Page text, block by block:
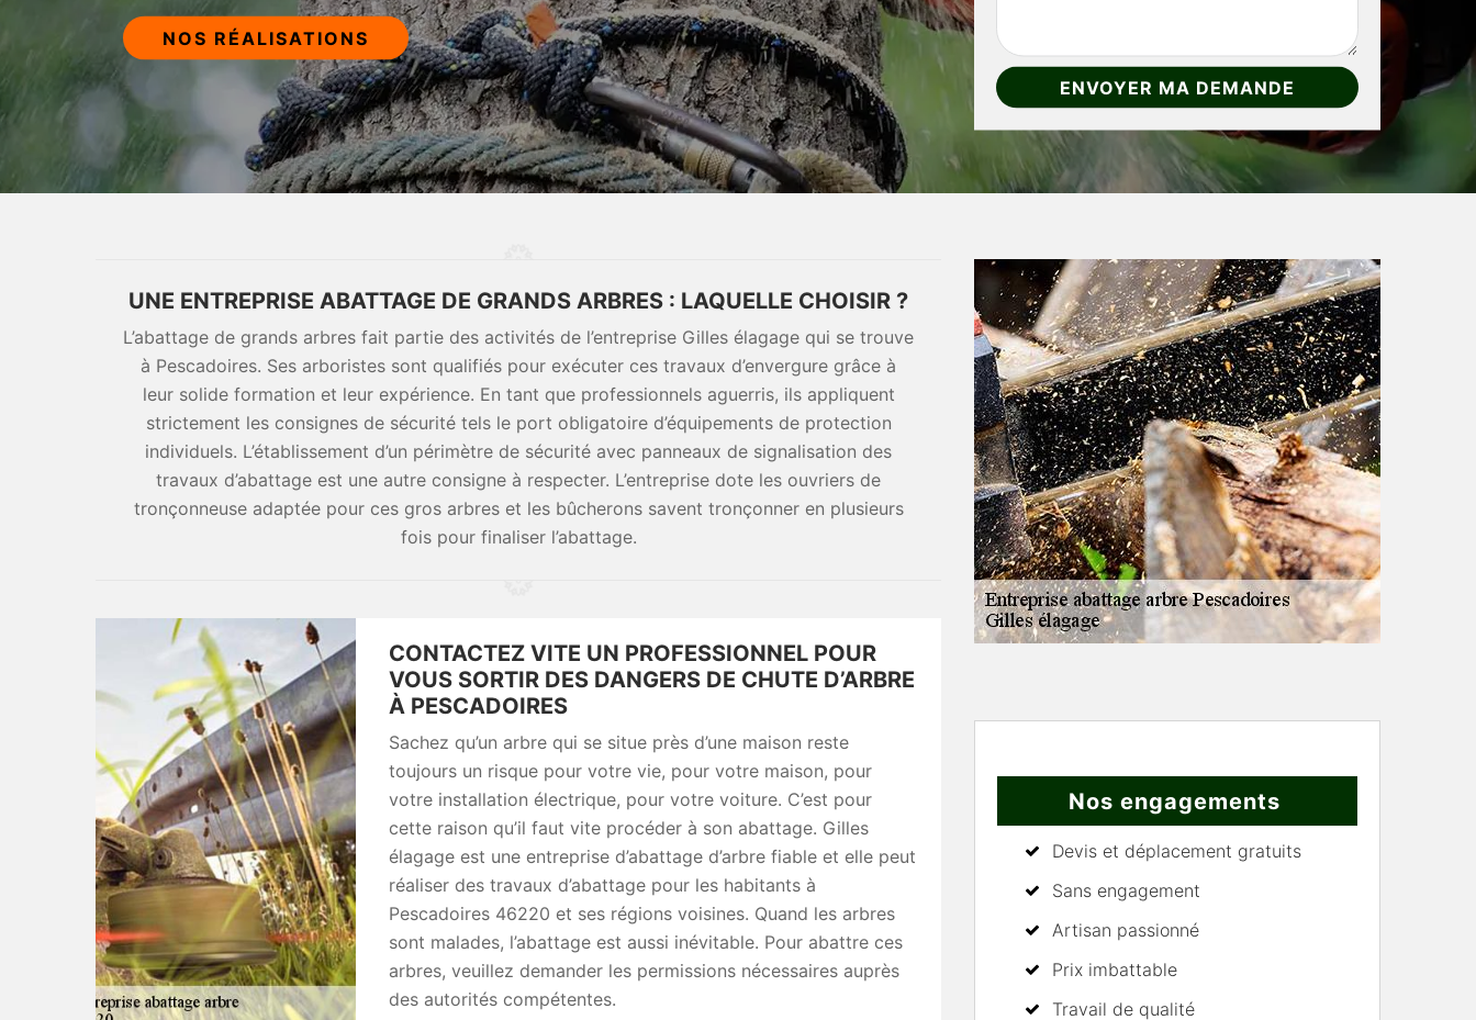
NOS RÉALISATIONS
UNE ENTREPRISE ABATTAGE DE GRANDS ARBRES : LAQUELLE CHOISIR ?
L’abattage de grands arbres fait partie des activités de l’entreprise Gilles élagage qui se trouve
à Pescadoires. Ses arboristes sont qualifiés pour exécuter ces travaux d’envergure grâce à
leur solide formation et leur expérience. En tant que professionnels aguerris, ils appliquent
strictement les consignes de sécurité tels le port obligatoire d’équipements de protection
individuels. L’établissement d’un périmètre de sécurité avec panneaux de signalisation des
travaux d’abattage est une autre consigne à respecter. L’entreprise dote les ouvriers de
tronçonneuse adaptée pour ces gros arbres et les bûcherons savent tronçonner en plusieurs
fois pour finaliser l’abattage.
CONTACTEZ VITE UN PROFESSIONNEL POUR
VOUS SORTIR DES DANGERS DE CHUTE D’ARBRE
À PESCADOIRES
Sachez qu’un arbre qui se situe près d’une maison reste
toujours un risque pour votre vie, pour votre maison, pour
votre installation électrique, pour votre voiture. C’est pour
cette raison qu’il faut vite procéder à son abattage. Gilles
élagage est une entreprise d’abattage d’arbre fiable et elle peut
réaliser des travaux d’abattage pour les habitants à
Pescadoires 46220 et ses régions voisines. Quand les arbres
sont malades, l’abattage est aussi inévitable. Pour abattre ces
arbres, veuillez demander les permissions nécessaires auprès
des autorités compétentes.
Nos engagements
Devis et déplacement gratuits
Sans engagement
Artisan passionné
Prix imbattable
Travail de qualité